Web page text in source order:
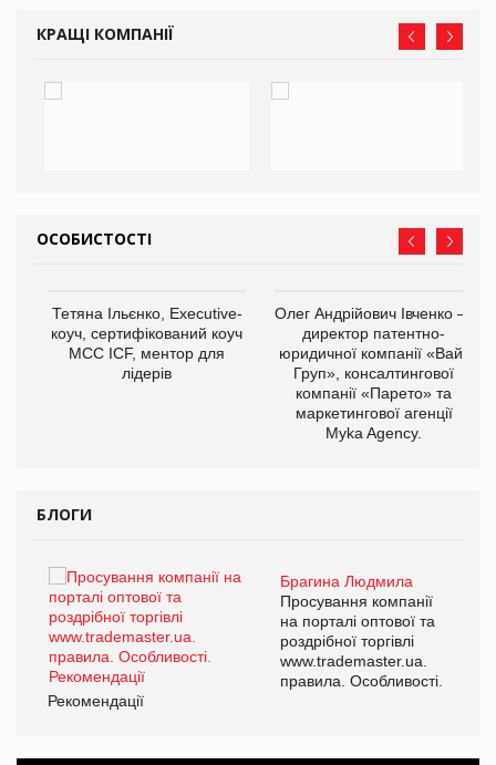
КРАЩІ КОМПАНІЇ
ОСОБИСТОСТІ
Тетяна Ільєнко, Executive-
коуч, сертифікований коуч
МСС ICF, ментор для
лідерів
Олег Андрійович Івченко —
директор патентно-
юридичної компанії «Вайз
Груп», консалтингової
компанії «Парето» та
маркетингової агенції
Myka Agency.
БЛОГИ
Брагина Людмила
Просування компанії
на порталі оптової та
роздрібної торгівлі
www.trademaster.ua.
правила. Особливості.
Рекомендації